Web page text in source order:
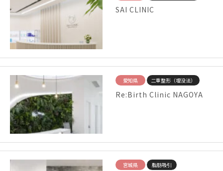
SAI CLINIC
愛知県 二重整形（埋没法）
Re:Birth Clinic NAGOYA
宮城県 脂肪吸引